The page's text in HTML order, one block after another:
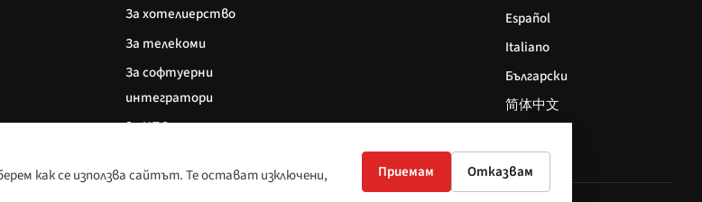
За хотелиерство
За телекоми
За софтуерни
интегратори
За НПО
Español
Italiano
Български
简体中文
как се използва сайтът. Те остават изключени,
Приемам Отказвам